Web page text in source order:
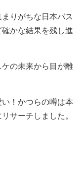
りがちな日本バス
かな結果を残し進
の未来から目が離
！かつらの噂は本
サーチしました。